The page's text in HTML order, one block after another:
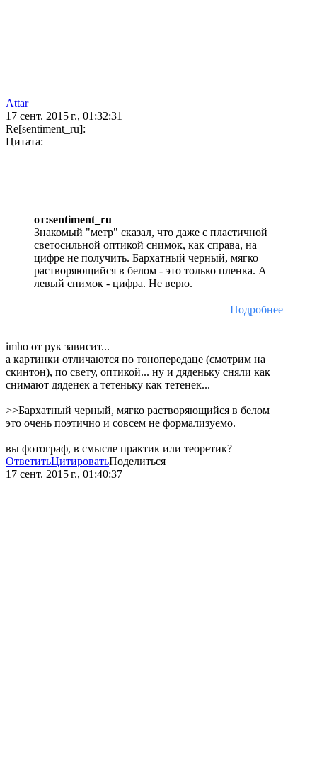
Attar
17 сент. 2015 г., 01:32:31
Re[sentiment_ru]:
Цитата:
от:sentiment_ru
Знакомый "метр" сказал, что даже с пластичной
светосильной оптикой снимок, как справа, на
цифре не получить. Бархатный черный, мягко
растворяющийся в белом - это только пленка. А
левый снимок - цифра. Не верю.
Подробнее
imho от рук зависит...
а картинки отличаются по тонопередаце (смотрим на
скинтон), по свету, оптикой... ну и дяденьку сняли как
снимают дяденек а тетеньку как тетенек...
>>Бархатный черный, мягко растворяющийся в белом
это очень поэтично и совсем не формализуемо.
вы фотограф, в смысле практик или теоретик?
ОтветитьЦитироватьПоделиться
17 сент. 2015 г., 01:40:37